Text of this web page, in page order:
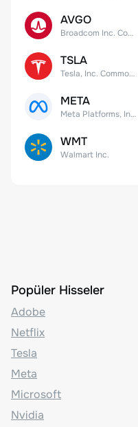
AVGO
Broadcom Inc. Common Stock
TSLA
Tesla, Inc. Common Stock
META
Meta Platforms, Inc. Class A Common Stock
WMT
Walmart Inc.
Popüler Hisseler
Adobe
Netflix
Tesla
Meta
Microsoft
Nvidia